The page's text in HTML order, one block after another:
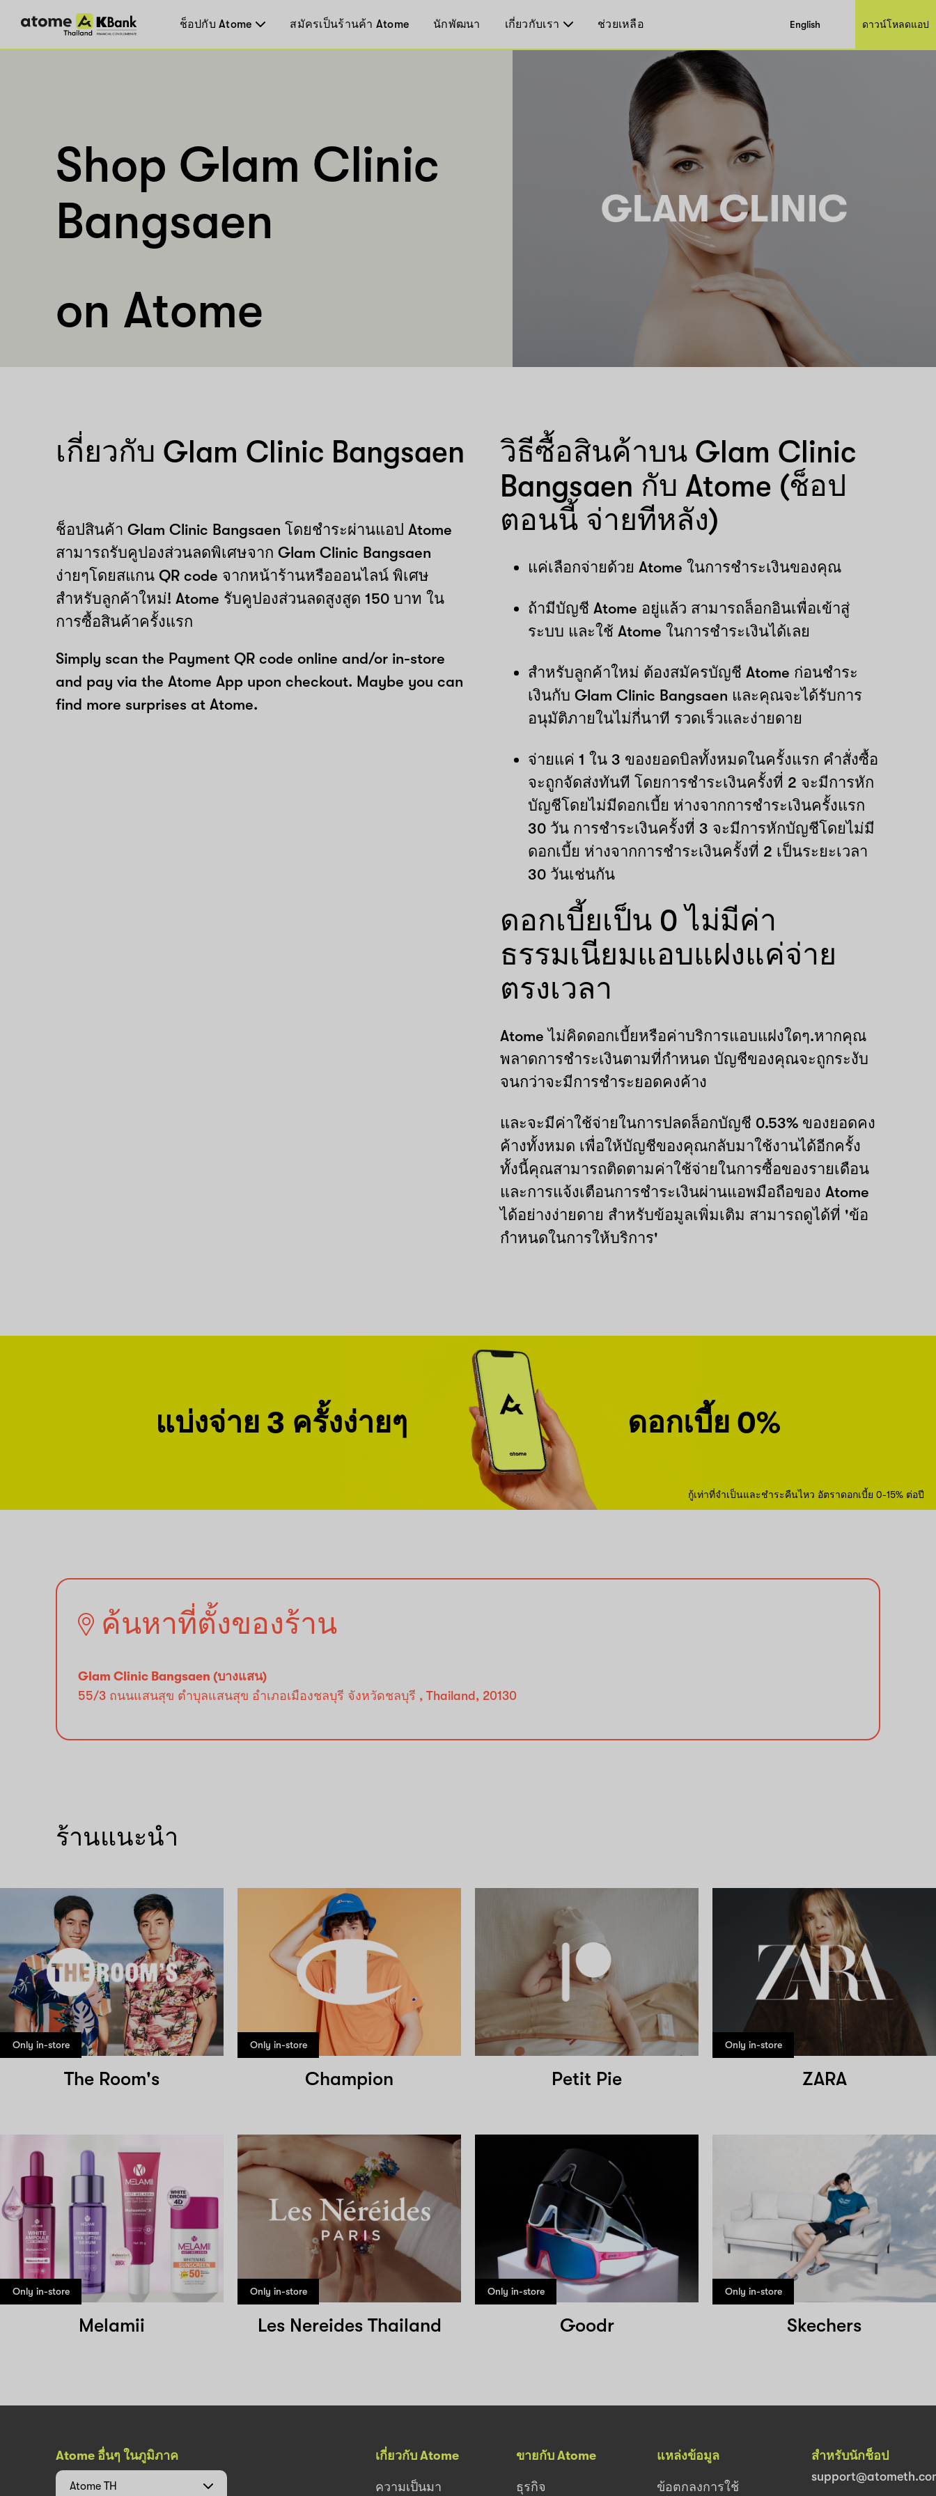
ช็อปกับ Atome สมัครเป็นร้านค้า Atome นักพัฒนา เกี่ยวกับเรา ช่วยเหลือ English ดาวน์โหลดแอป
Shop Glam Clinic
Bangsaen
on Atome
เกี่ยวกับ Glam Clinic Bangsaen
ช็อปสินค้า Glam Clinic Bangsaen โดยชำระผ่านแอป Atome
สามารถรับคูปองส่วนลดพิเศษจาก Glam Clinic Bangsaen
ง่ายๆโดยสแกน QR code จากหน้าร้านหรือออนไลน์ พิเศษ
สำหรับลูกค้าใหม่! Atome รับคูปองส่วนลดสูงสูด 150 บาท ใน
การซื้อสินค้าครั้งแรก
Simply scan the Payment QR code online and/or in-store
and pay via the Atome App upon checkout. Maybe you can
find more surprises at Atome.
วิธีซื้อสินค้าบน Glam Clinic
Bangsaen กับ Atome (ช็อป
ตอนนี้ จ่ายทีหลัง)
แค่เลือกจ่ายด้วย Atome ในการชำระเงินของคุณ
ถ้ามีบัญชี Atome อยู่แล้ว สามารถล็อกอินเพื่อเข้าสู่
ระบบ และใช้ Atome ในการชำระเงินได้เลย
สำหรับลูกค้าใหม่ ต้องสมัครบัญชี Atome ก่อนชำระ
เงินกับ Glam Clinic Bangsaen และคุณจะได้รับการ
อนุมัติภายในไม่กี่นาที รวดเร็วและง่ายดาย
จ่ายแค่ 1 ใน 3 ของยอดบิลทั้งหมดในครั้งแรก คำสั่งซื้อ
จะถูกจัดส่งทันที โดยการชำระเงินครั้งที่ 2 จะมีการหัก
บัญชีโดยไม่มีดอกเบี้ย ห่างจากการชำระเงินครั้งแรก
30 วัน การชำระเงินครั้งที่ 3 จะมีการหักบัญชีโดยไม่มี
ดอกเบี้ย ห่างจากการชำระเงินครั้งที่ 2 เป็นระยะเวลา
30 วันเช่นกัน
ดอกเบี้ยเป็น 0 ไม่มีค่า
ธรรมเนียมแอบแฝงแค่จ่าย
ตรงเวลา
Atome ไม่คิดดอกเบี้ยหรือค่าบริการแอบแฝงใดๆ.หากคุณ
พลาดการชำระเงินตามที่กำหนด บัญชีของคุณจะถูกระงับ
จนกว่าจะมีการชำระยอดคงค้าง
และจะมีค่าใช้จ่ายในการปลดล็อกบัญชี 0.53% ของยอดคง
ค้างทั้งหมด เพื่อให้บัญชีของคุณกลับมาใช้งานได้อีกครั้ง
ทั้งนี้คุณสามารถติดตามค่าใช้จ่ายในการซื้อของรายเดือน
และการแจ้งเตือนการชำระเงินผ่านแอพมือถือของ Atome
ได้อย่างง่ายดาย สำหรับข้อมูลเพิ่มเติม สามารถดูได้ที่ 'ข้อ
กำหนดในการให้บริการ'
แบ่งจ่าย 3 ครั้งง่ายๆ ดอกเบี้ย 0%
กู้เท่าที่จำเป็นและชำระคืนไหว อัตราดอกเบี้ย 0-15% ต่อปี
ค้นหาที่ตั้งของร้าน
Glam Clinic Bangsaen (บางแสน)
55/3 ถนนแสนสุข ตำบุลแสนสุข อำเภอเมืองชลบุรี จังหวัดชลบุรี , Thailand, 20130
ร้านแนะนำ
Only in-store
The Room's
Only in-store
Champion Petit Pie
Only in-store
ZARA
Only in-store
Melamii
Only in-store
Les Nereides Thailand
Only in-store
Goodr
Only in-store
Skechers
Atome อื่นๆ ในภูมิภาค
Atome TH
เกี่ยวกับ Atome
ความเป็นมา
ขายกับ Atome
ธุรกิจ
แหล่งข้อมูล
ข้อตกลงการใช้
สำหรับนักช็อป